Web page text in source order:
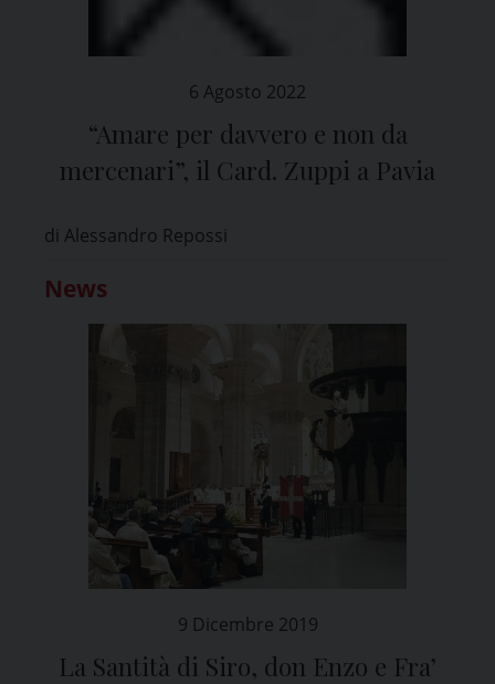
6 Agosto 2022
“Amare per davvero e non da
mercenari”, il Card. Zuppi a Pavia
di Alessandro Repossi
News
9 Dicembre 2019
La Santità di Siro, don Enzo e Fra’